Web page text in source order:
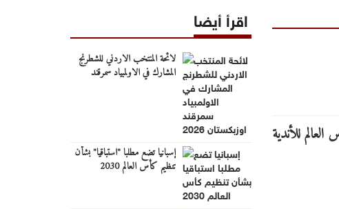
اقرأ أيضا
لائحة المنتخب الاردني للشطرنج
المشارك في الاولمبياد سمرقند
إسبانيا تضع مطلبا "استباقيا" بشأن
تنظيم كأس العالم 2030